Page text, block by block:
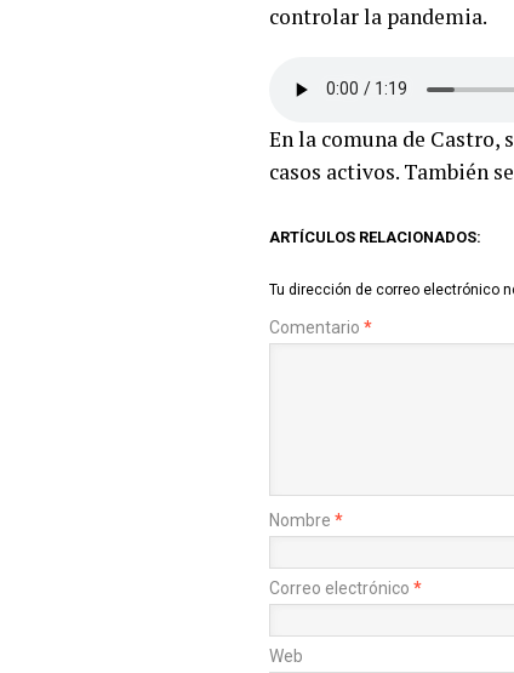
controlar la pandemia.
En la comuna de Castro,
casos activos. También
ARTÍCULOS RELACIONADOS:
Tu dirección de correo electrónico
Comentario *
Nombre *
Correo electrónico *
Web